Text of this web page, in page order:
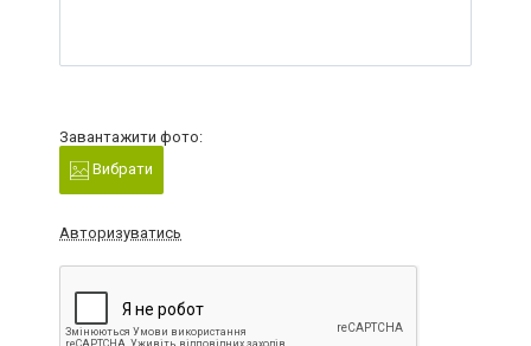
Завантажити фото:
Вибрати
Авторизуватись